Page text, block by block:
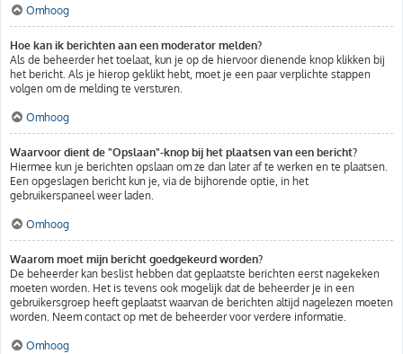
Omhoog
Hoe kan ik berichten aan een moderator melden?
Als de beheerder het toelaat, kun je op de hiervoor dienende knop klikken bij
het bericht. Als je hierop geklikt hebt, moet je een paar verplichte stappen
volgen om de melding te versturen.
Omhoog
Waarvoor dient de "Opslaan"-knop bij het plaatsen van een bericht?
Hiermee kun je berichten opslaan om ze dan later af te werken en te plaatsen.
Een opgeslagen bericht kun je, via de bijhorende optie, in het
gebruikerspaneel weer laden.
Omhoog
Waarom moet mijn bericht goedgekeurd worden?
De beheerder kan beslist hebben dat geplaatste berichten eerst nagekeken
moeten worden. Het is tevens ook mogelijk dat de beheerder je in een
gebruikersgroep heeft geplaatst waarvan de berichten altijd nagelezen moeten
worden. Neem contact op met de beheerder voor verdere informatie.
Omhoog